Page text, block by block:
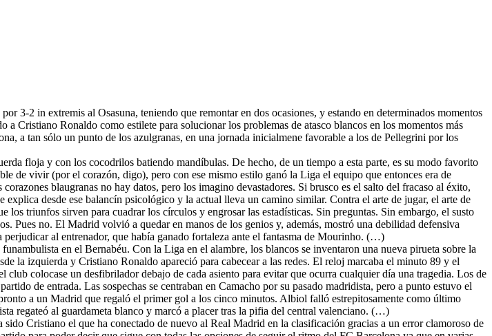
3-2 in extremis al Osasuna, teniendo que remontar en dos ocasiones, y estando en determinados momentos
Cristiano Ronaldo como estilete para solucionar los problemas de atasco blancos en los momentos más
a tan sólo un punto de los azulgranas, en una jornada inicialmene favorable a los de Pellegrini por los
floja y con los cocodrilos batiendo mandíbulas. De hecho, de un tiempo a esta parte, es su modo favorito
de vivir (por el corazón, digo), pero con ese mismo estilo ganó la Liga el equipo que entonces era de
blaugranas no hay datos, pero los imagino devastadores. Si brusco es el salto del fracaso al éxito,
desde ese balancín psicológico y la actual lleva un camino similar. Contra el arte de jugar, el arte de
triunfos sirven para cuadrar los círculos y engrosar las estadísticas. Sin preguntas. Sin embargo, el susto
Pues no. El Madrid volvió a quedar en manos de los genios y, además, mostró una debilidad defensiva
al entrenador, que había ganado fortaleza ante el fantasma de Mourinho. (…)
en el Bernabéu. Con la Liga en el alambre, los blancos se inventaron una nueva pirueta sobre la
la izquierda y Cristiano Ronaldo apareció para cabecear a las redes. El reloj marcaba el minuto 89 y el
colocase un desfibrilador debajo de cada asiento para evitar que ocurra cualquier día una tragedia. Los de
de entrada. Las sospechas se centraban en Camacho por su pasado madridista, pero a punto estuvo el
a un Madrid que regaló el primer gol a los cinco minutos. Albiol falló estrepitosamente como último
regateó al guardameta blanco y marcó a placer tras la pifia del central valenciano. (…)
sido Cristiano el que ha conectado de nuevo al Real Madrid en la clasificación gracias a un error clamoroso de